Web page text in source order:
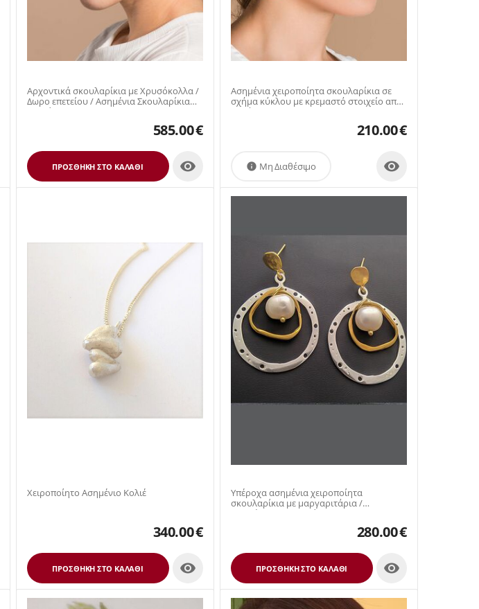
Αρχοντικά σκουλαρίκια με Χρυσόκολλα /
Δωρο επετείου / Ασημένια Σκουλαρίκια
Κυανίτη / Μ...
585.00€
ΠΡΟΣΘΉΚΗ ΣΤΟ ΚΑΛΆΘΙ 
Ασημένια χειροποίητα σκουλαρίκια σε
σχήμα κύκλου με κρεμαστό στοιχείο από
κοράλλι
210.00€
Μη Διαθέσιμο
 
Χειροποίητο Ασημένιο Kολιέ
340.00€
ΠΡΟΣΘΉΚΗ ΣΤΟ ΚΑΛΆΘΙ 
Υπέροχα ασημένια χειροποίητα
σκουλαρίκια με μαργαριτάρια /
Μοντέρνα σκουλαρίκια
280.00€
ΠΡΟΣΘΉΚΗ ΣΤΟ ΚΑΛΆΘΙ 